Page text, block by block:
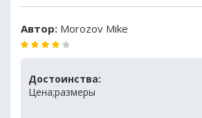
Автор: Morozov Mike
Достоинства:
Цена;размеры